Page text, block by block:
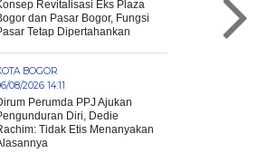
Revitalisasi Eks Plaza
dan Pasar Bogor, Fungsi
Tetap Dipertahankan
BOGOR
08/2026 14:11
Perumda PPJ Ajukan
Diri, Dedie
Tidak Etis Menanyakan